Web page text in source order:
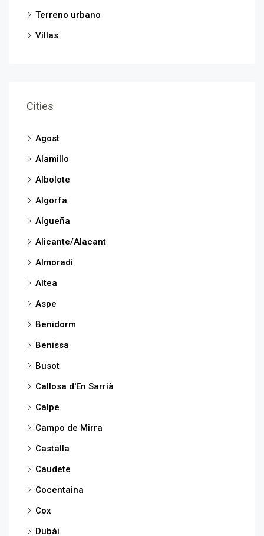
Terreno urbano
Villas
Cities
Agost
Alamillo
Albolote
Algorfa
Algueña
Alicante/Alacant
Almoradí
Altea
Aspe
Benidorm
Benissa
Busot
Callosa d'En Sarrià
Calpe
Campo de Mirra
Castalla
Caudete
Cocentaina
Cox
Dubái